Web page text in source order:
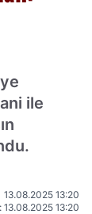
ile
13.08.2025 13:20
13:20